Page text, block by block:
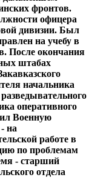
фронтов.
офицера
дивизии. Был
на учебу в
После окончания
штабах
начальника
оперативного
Военную
на
работе в
по проблемам
- старший
отдела